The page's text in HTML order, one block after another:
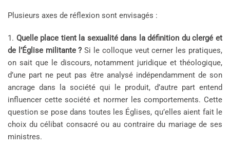
Plusieurs axes de réflexion sont envisagés :
1. Quelle place tient la sexualitédans la définition du clergé et
de l’Église militante?Si le colloque veut cerner les pratiques,
on sait que le discours, notamment juridique et théologique,
d’une part ne peut pas être analysé indépendamment de son
ancrage dans la société qui le produit, d’autre part entend
influencer cette société et normer les comportements. Cette
question se pose dans toutes les Églises, qu’elles aient fait le
choix du célibat consacré ou au contraire du mariage de ses
ministres.